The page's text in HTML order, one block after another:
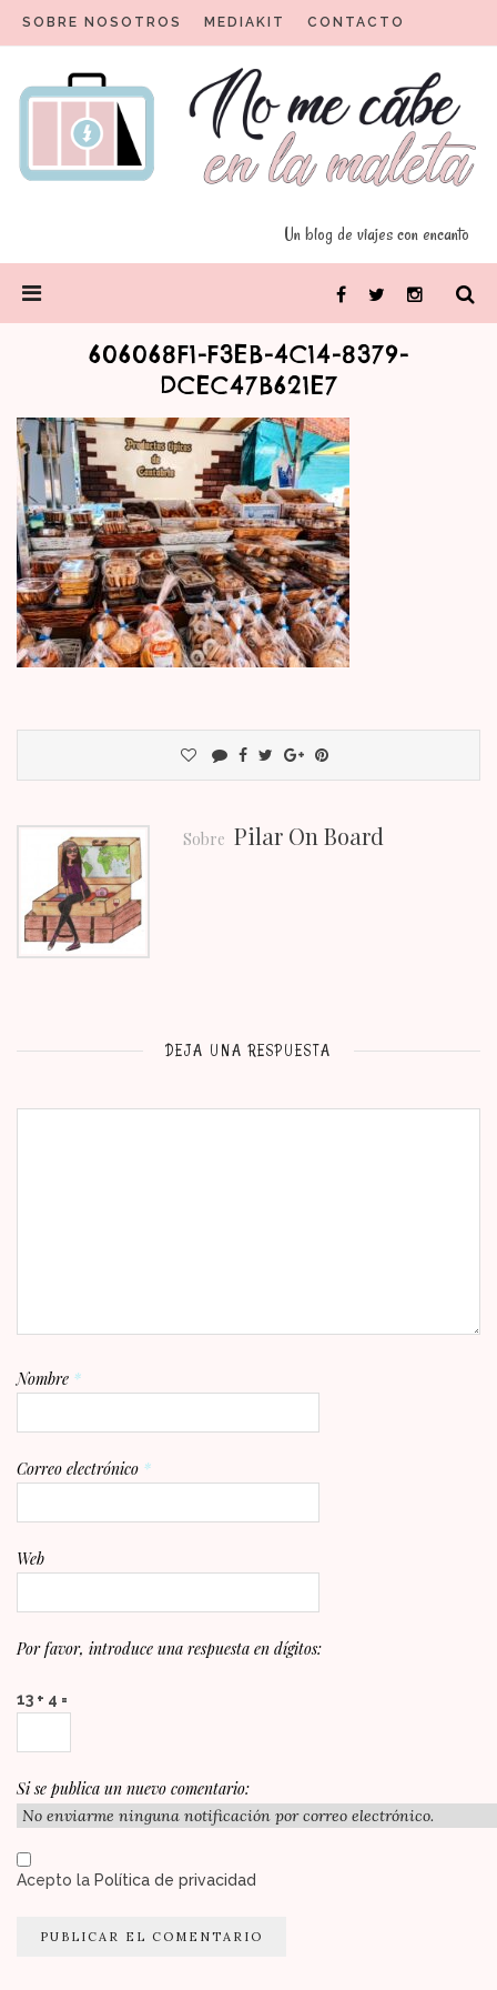
SOBRE NOSOTROS MEDIAKIT CONTACTO
Un blog de viajes con encanto
No me cabe en la maleta
Un blog para viajeros con encanto
MENU
FacebookTwitter Instagram
606068F1-F3EB-4C14-8379-
DCEC47B621E7
Sobre Pilar On Board
DEJA UNA RESPUESTA
Nombre *
Correo electrónico *
Web
Por favor, introduce una respuesta en dígitos:
13 + 4 =
Si se publica un nuevo comentario:
Acepto la Política de privacidad